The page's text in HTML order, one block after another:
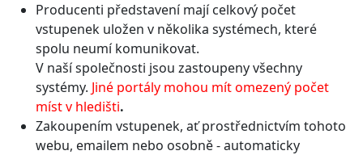
Producenti představení mají celkový počet
vstupenek uložen v několika systémech, které
spolu neumí komunikovat.
V naší společnosti jsou zastoupeny všechny
systémy. Jiné portály mohou mít omezený počet
míst v hledišti.
Zakoupením vstupenek, ať prostřednictvím tohoto
webu, emailem nebo osobně - automaticky